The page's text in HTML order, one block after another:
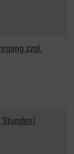
zzgl.